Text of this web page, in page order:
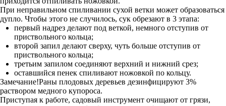
При неправильном спиливании сухой ветки может образоваться
дупло. Чтобы этого не случилось, сук обрезают в 3 этапа:
первый надрез делают под веткой, немного отступив от
приствольного кольца;
второй запил делают сверху, чуть больше отступив от
приствольного кольца;
третьим запилом соединяют верхний и нижний срез;
оставшийся пенек спиливают ножовкой по кольцу.
Замечание!Раны плодовых деревьев дезинфицируют 3%
раствором медного купороса.
Приступая к работе, садовый инструмент очищают от грязи,